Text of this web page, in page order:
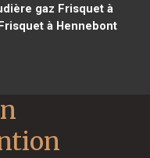
gaz Frisquet à
à Hennebont